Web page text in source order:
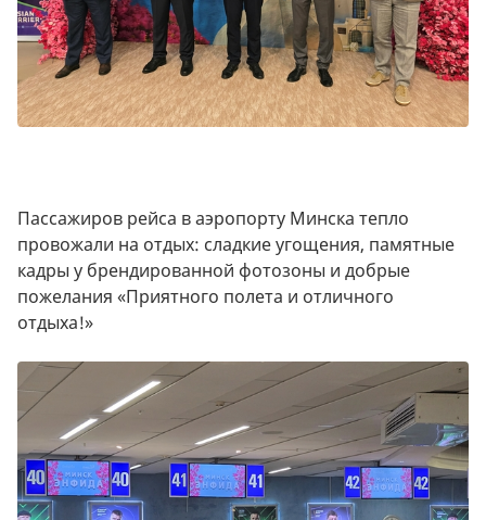
Пассажиров рейса в аэропорту Минска тепло
провожали на отдых: сладкие угощения, памятные
кадры у брендированной фотозоны и добрые
пожелания «Приятного полета и отличного
отдыха!»